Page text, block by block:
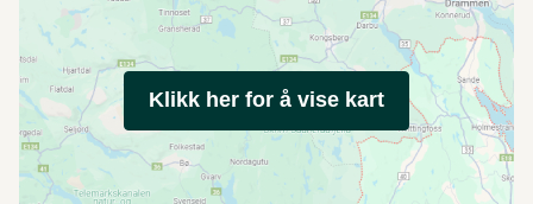
Klikk her for å vise kart